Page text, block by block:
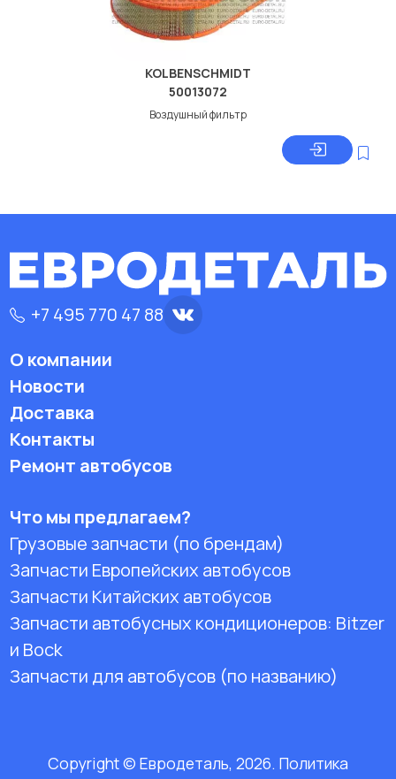
KOLBENSCHMIDT
50013072
Воздушный фильтр
+7 495 770 47 88
О компании
Новости
Доставка
Контакты
Ремонт автобусов
Что мы предлагаем?
Грузовые запчасти (по брендам)
Запчасти Европейских автобусов
Запчасти Китайских автобусов
Запчасти автобусных кондиционеров: Bitzer
и Bock
Запчасти для автобусов (по названию)
Copyright © Евродеталь, 2026. Политика